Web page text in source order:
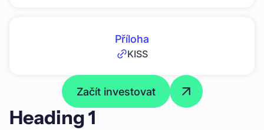
Příloha
KISS
Začít investovat
Heading 1